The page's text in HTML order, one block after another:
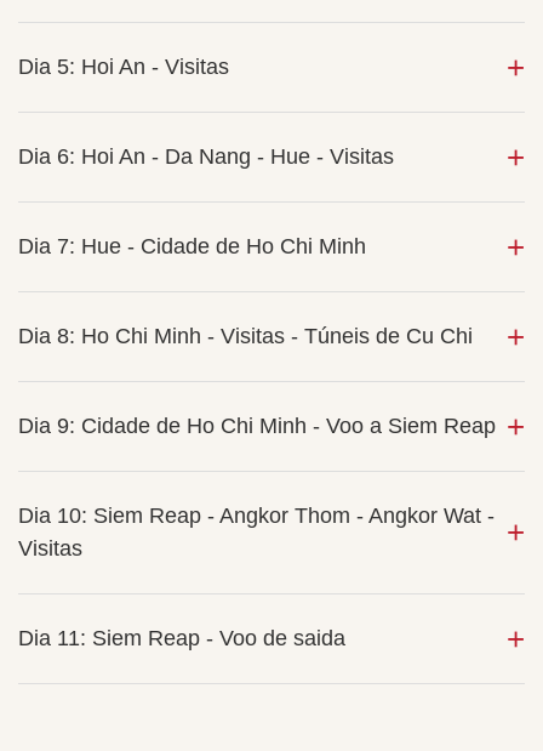
Dia 5: Hoi An - Visitas
Dia 6: Hoi An - Da Nang - Hue - Visitas
Dia 7: Hue - Cidade de Ho Chi Minh
Dia 8: Ho Chi Minh - Visitas - Túneis de Cu Chi
Dia 9: Cidade de Ho Chi Minh - Voo a Siem Reap
Dia 10: Siem Reap - Angkor Thom - Angkor Wat -
Visitas
Dia 11: Siem Reap - Voo de saida